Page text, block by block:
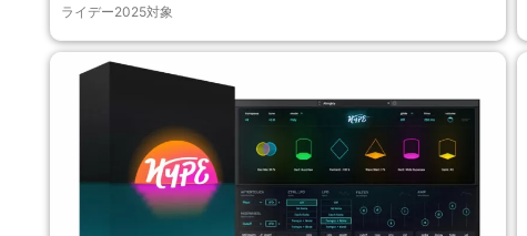
ライデー2025対象